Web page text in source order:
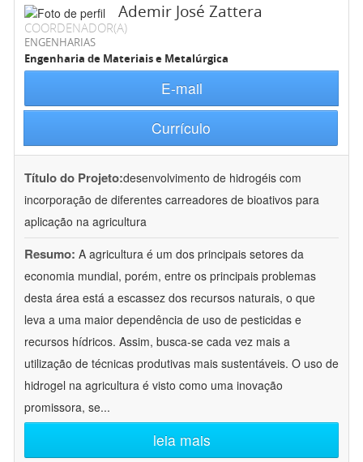
Ademir José Zattera
COORDENADOR(A)
ENGENHARIAS
Engenharia de Materiais e Metalúrgica
E-mail
Currículo
Título do Projeto:desenvolvimento de hidrogéis com
incorporação de diferentes carreadores de bioativos para
aplicação na agricultura
Resumo: A agricultura é um dos principais setores da
economia mundial, porém, entre os principais problemas
desta área está a escassez dos recursos naturais, o que
leva a uma maior dependência de uso de pesticidas e
recursos hídricos. Assim, busca-se cada vez mais a
utilização de técnicas produtivas mais sustentáveis. O uso de
hidrogel na agricultura é visto como uma inovação
promissora, se...
leia mais